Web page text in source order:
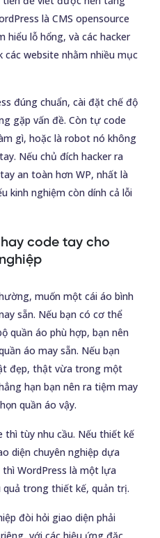
là CMS opensource
hiểu lỗ hổng, và các hacker
website nhằm nhiều mục
đúng chuẩn, cài đặt chế độ
gặp vấn đề. Còn tự code
gì, hoặc là robot nó không
Nếu chủ đích hacker ra
an toàn hơn WP, nhất là
kinh nghiệm còn dính cả lỗi
code tay cho
muốn một cái áo bình
sẵn. Nếu bạn có cơ thể
quần áo phù hợp, bạn nên
áo may sẵn. Nếu bạn
đẹp, thật vừa trong một
hạn bạn nên ra tiệm may
quần áo vậy.
thì tùy nhu cầu. Nếu thiết kế
diện chuyên nghiệp dựa
WordPress là một lựa
quả trong thiết kế, quản trị.
đòi hỏi giao diện phải